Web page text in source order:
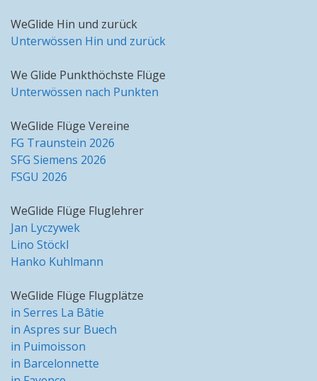
WeGlide Hin und zurück
Unterwössen Hin und zurück
We Glide Punkthöchste Flüge
Unterwössen nach Punkten
WeGlide Flüge Vereine
FG Traunstein 2026
SFG Siemens 2026
FSGU 2026
WeGlide Flüge Fluglehrer
Jan Lyczywek
Lino Stöckl
Hanko Kuhlmann
WeGlide Flüge Flugplätze
in Serres La Bâtie
in Aspres sur Buech
in Puimoisson
in Barcelonnette